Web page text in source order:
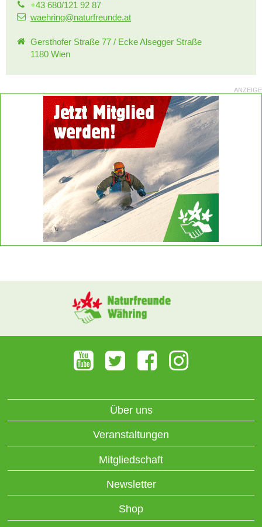
+43 680/121 92 87
waehring@naturfreunde.at
Gersthofer Straße 77 / Ecke Alsegger Straße
1180 Wien
ANZEIGE
Über uns
Veranstaltungen
Mitgliedschaft
Newsletter
Shop